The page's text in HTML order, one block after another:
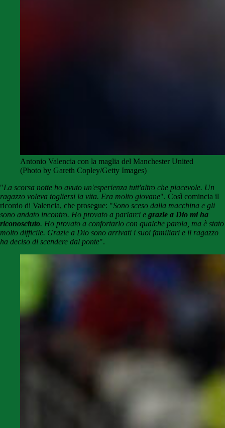
Antonio Valencia con la maglia del Manchester United
(Photo by Gareth Copley/Getty Images)
"La scorsa notte ho avuto un'esperienza tutt'altro che piacevole. Un
ragazzo voleva togliersi la vita. Era molto giovane". Così comincia il
ricordo di Valencia, che prosegue: "Sono sceso dalla macchina e gli
sono andato incontro. Ho provato a parlarci e grazie a Dio mi ha
riconosciuto. Ho provato a confortarlo con qualche parola, ma è stato
molto difficile. Grazie a Dio sono arrivati i suoi familiari e il ragazzo
ha deciso di scendere dal ponte".